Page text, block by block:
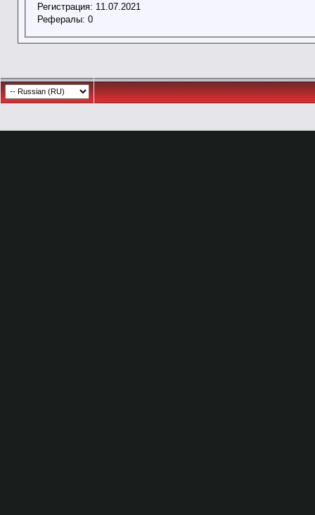
Регистрация: 11.07.2021
Рефералы: 0